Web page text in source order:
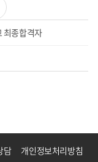
최종합격자
담
개인정보처리방침